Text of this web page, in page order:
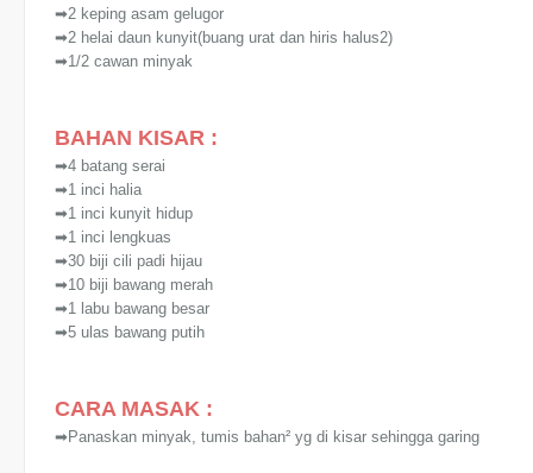
➡2 keping asam gelugor
➡2 helai daun kunyit(buang urat dan hiris halus2)
➡1/2 cawan minyak
BAHAN KISAR :
➡4 batang serai
➡1 inci halia
➡1 inci kunyit hidup
➡1 inci lengkuas
➡30 biji cili padi hijau
➡10 biji bawang merah
➡1 labu bawang besar
➡5 ulas bawang putih
CARA MASAK :
➡Panaskan minyak, tumis bahan² yg di kisar sehingga garing